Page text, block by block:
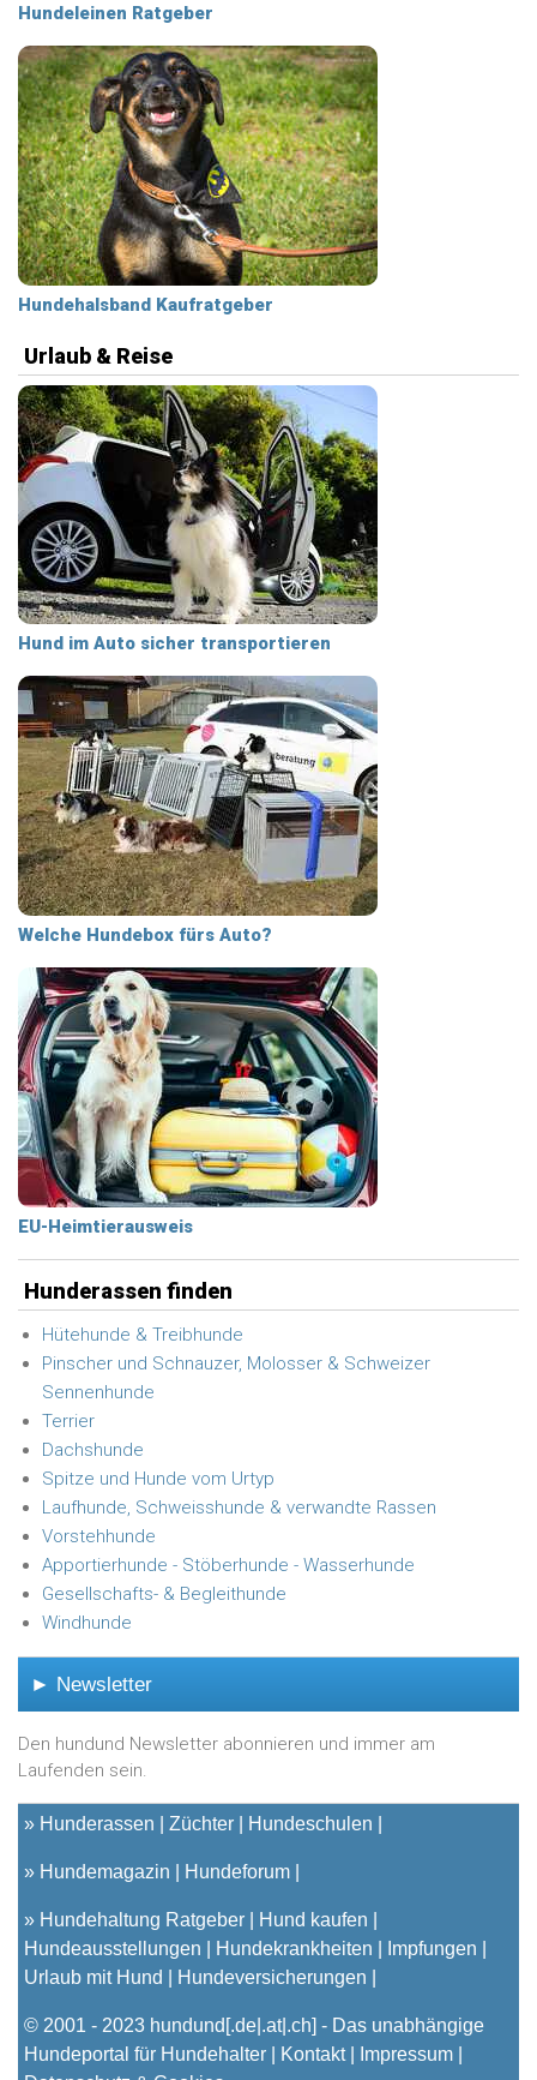
Hundeleinen Ratgeber
Hundehalsband Kaufratgeber
Urlaub & Reise
Hund im Auto sicher transportieren
Welche Hundebox fürs Auto?
EU-Heimtierausweis
Hunderassen finden
Hütehunde & Treibhunde
Pinscher und Schnauzer, Molosser & Schweizer
Sennenhunde
Terrier
Dachshunde
Spitze und Hunde vom Urtyp
Laufhunde, Schweisshunde & verwandte Rassen
Vorstehhunde
Apportierhunde - Stöberhunde - Wasserhunde
Gesellschafts- & Begleithunde
Windhunde
► Newsletter
Den hundund Newsletter abonnieren und immer am
Laufenden sein.
» Hunderassen Züchter Hundeschulen
» Hundemagazin Hundeforum
» Hundehaltung Ratgeber
Hund kaufen
Hundeausstellungen
Hundekrankheiten
Impfungen
Urlaub mit Hund
Hundeversicherungen
© 2001 - 2023 hundund [.de|.at|.ch] - Das unabhängige
Hundeportal für Hundehalter |
Kontakt| Impressum